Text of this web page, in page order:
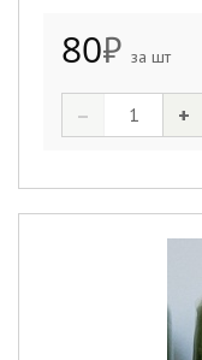
80₽ за шт
– +